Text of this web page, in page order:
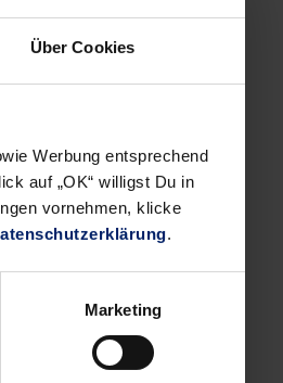
Über Cookies
Werbung entsprechend
auf „OK“ willigst Du in
vornehmen, klicke
.
Marketing
(3) –